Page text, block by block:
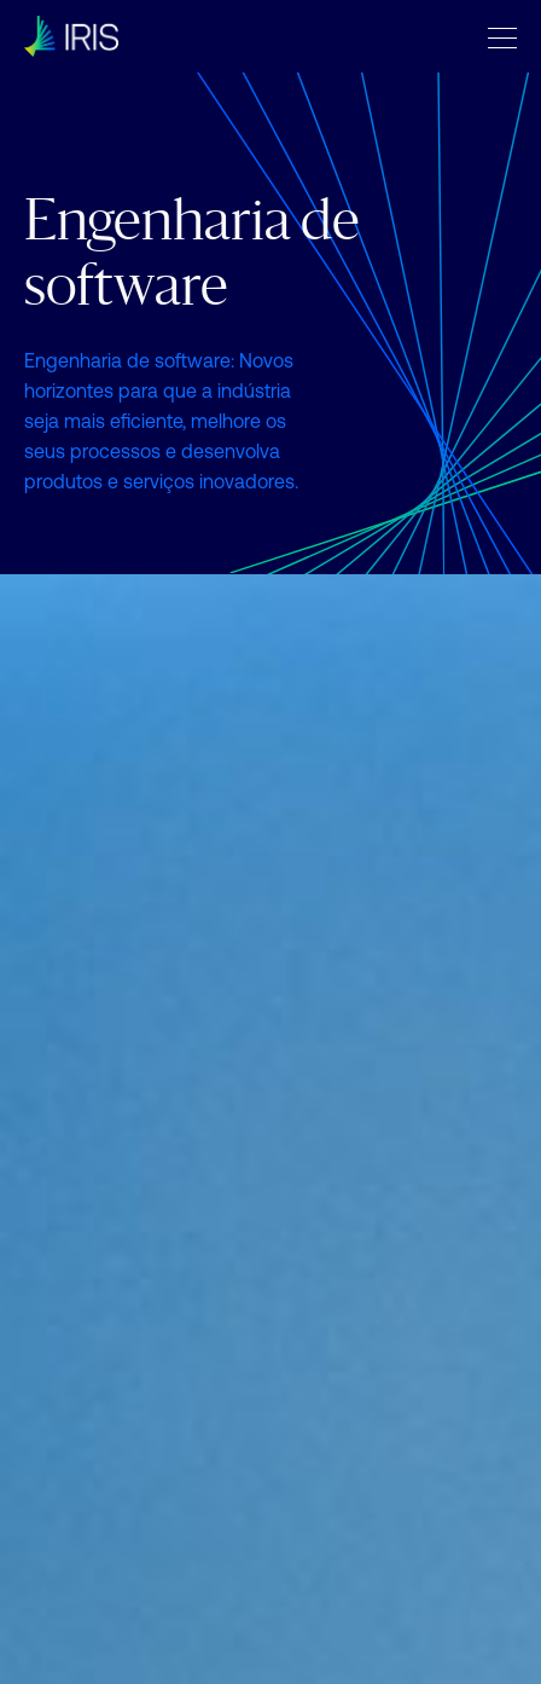
Engenharia de
software
Engenharia de software: Novos
horizontes para que a indústria
seja mais eficiente, melhore os
seus processos e desenvolva
produtos e serviços inovadores.